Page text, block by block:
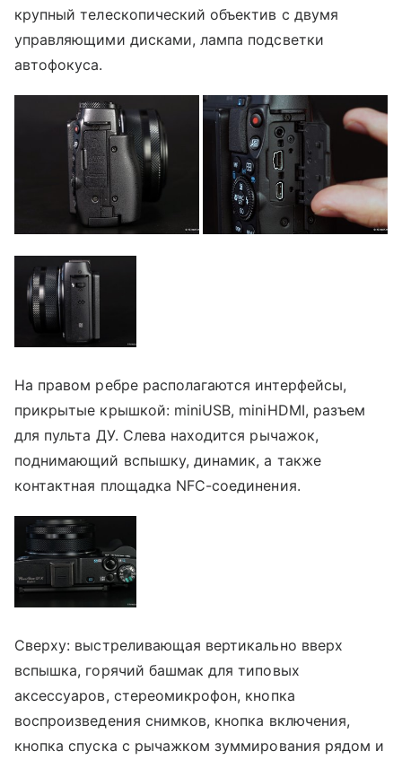
крупный телескопический объектив с двумя
управляющими дисками, лампа подсветки
автофокуса.
На правом ребре располагаются интерфейсы,
прикрытые крышкой: miniUSB, miniHDMI, разъем
для пульта ДУ. Слева находится рычажок,
поднимающий вспышку, динамик, а также
контактная площадка NFC-соединения.
Сверху: выстреливающая вертикально вверх
вспышка, горячий башмак для типовых
аксессуаров, стереомикрофон, кнопка
воспроизведения снимков, кнопка включения,
кнопка спуска с рычажком зуммирования рядом и